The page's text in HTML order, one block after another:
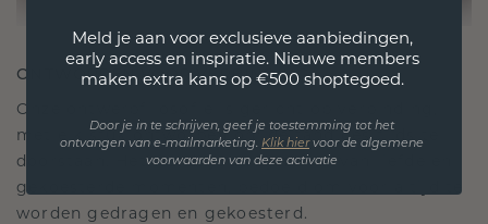
ONTWORPEN VOOR VERBINDING
Onze ontwerpfilosofie is gericht op verbinding,
met elk stuk ontworpen om de tand des tijds te
doorstaan. Het wordt jouw symbool van liefde en
gekoesterde momenten, bedoeld om voor altijd te
worden gedragen en gekoesterd.
Meld je aan voor exclusieve aanbiedingen,
early access en inspiratie. Nieuwe members
maken extra kans op €500 shoptegoed.
Door je in te schrijven, geef je toestemming tot het
ontvangen van e-mailmarketing. Klik hiervoor de algemene
voorwaarden van deze activatie